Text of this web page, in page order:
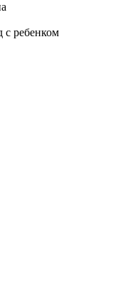
с ребенком